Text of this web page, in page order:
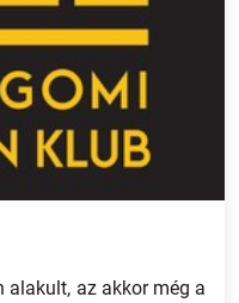
alakult, az akkor még a